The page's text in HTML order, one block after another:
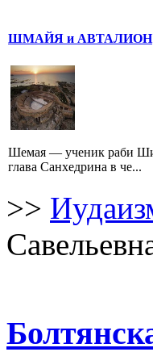
ШМАЙЯ и АВТАЛИОН
Шемая — ученик раби
глава Санхедрина в че...
>>